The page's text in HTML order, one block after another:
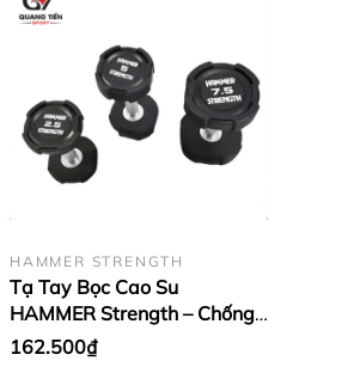
HAMMER STRENGTH
Tạ Tay Bọc Cao Su
HAMMER Strength – Chống
Rơi Vỡ, Tay Cầm Inox Chống
162.500₫